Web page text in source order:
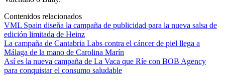
Contenidos relacionados
VML Spain diseña la campaña de publicidad para la nueva salsa de
edición limitada de Heinz
La campaña de Cantabria Labs contra el cáncer de piel llega a
Málaga de la mano de Carolina Marín
Así es la nueva campaña de La Vaca que Ríe con BOB Agency
para conquistar el consumo saludable